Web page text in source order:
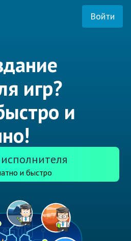
Войти
игр?
и
и быстро